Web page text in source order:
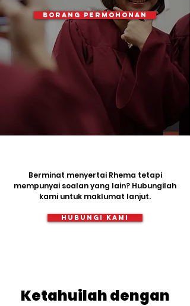
Borang Permohonan
Berminat menyertai Rhema tetapi
mempunyai soalan yang lain? Hubungilah
kami untuk maklumat lanjut.
Hubungi kami
Ketahuilah dengan